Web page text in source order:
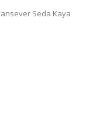
Seda Kaya